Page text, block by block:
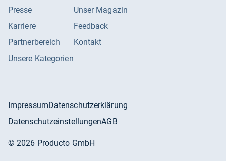
Presse
Karriere
Partnerbereich
Unsere Kategorien
Unser Magazin
Feedback
Kontakt
ImpressumDatenschutzerklärung
DatenschutzeinstellungenAGB
©2026 Producto GmbH